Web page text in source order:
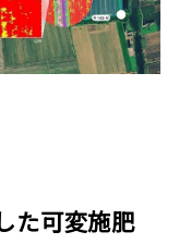
た可変施肥